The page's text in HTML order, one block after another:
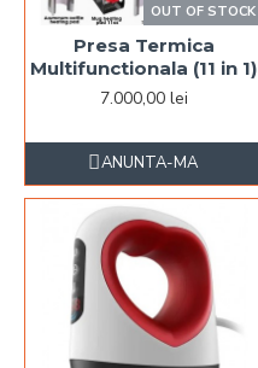
OUT OF STOCK
Presa Termica
Multifunctionala (11 in 1)
7.000,00 lei
ANUNTA-MA